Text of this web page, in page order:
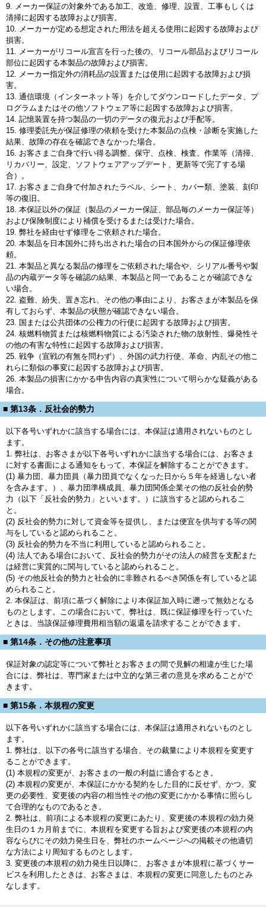
9. メーカー保証の対象外である加工、改造、修理、設置、工事もしくは
清掃に起因する故障および損害。
10. メーカーが定める想定された用法を超える使用に起因する故障および
損害。
11. メーカーがリコール宣言を行った後の、リコール部品およびリコール
部位に起因する本製品の故障および損害。
12. メーカー指定外の消耗品の設置または使用に起因する故障および損
害。
13. 通信環境（インターネット等）を介してダウンロードしたデータ、プ
ログラムまたはその他ソフトウェア等に起因する故障および損害。
14. 記憶装置を持つ製品の一切のデータの復元および手配等。
15. 修理委託先が保証修理の依頼を受けた本製品の点検・診断を実施した
結果、故障の存在を確認できなかった場合。
16. お客さまご自身で行い得る調整、保守、点検、検査、作業等（清掃、
リカバリー、設定、ソフトウェアアップデート、更新等で完了する場
合）。
17. お客さまご自身で付加されたラベル、シート、カバー類、塗装、刻印
等の復旧。
18. 本保証以外の保証（製品のメーカー保証、部品毎のメーカー保証等）
および保険制度により補償を受けるまたは受けた場合。
19. 弊社を経由せず修理をご依頼された場合。
20. 本製品を日本国外に持ち出された場合の日本国外からの保証修理依
頼。
21. 本製品と異なる製品の修理をご依頼された場合や、シリアル番号や製
品の内蔵データ等を確認の結果、本製品と同一であることが確認できな
い場合。
22. 盗難、紛失、置き忘れ、その他の事由により、お客さまが本製品を保
有しておらず、本製品の状態が確認できない場合。
23. 国または公共団体の公権力の行使に起因する故障および損害。
24. 核燃料物質または核燃料物質による汚染された物の放射性、爆発性そ
の他の有害な特性に起因する故障および損害。
25. 戦争（宣戦の有無を問わず）、外国の武力行使、革命、内乱その他こ
れらに類似の事変に起因する故障および損害。
26. 本製品の損害にかかる申告内容の真実性について明らかな疑義がある
場合。
■ 第13条．反社会的勢力
以下各号いずれかに該当する場合には、本保証は適用されないものとし
ます。
1. 弊社は、お客さまが以下各号いずれかに該当する場合には、お客さま
に対する書面による通知をもって、本保証を解除することができます。
(1) 暴力団、暴力団員（暴力団員でなくなった日から５年を経過しない者
を含みます。）、暴力団準構成員、暴力団関係企業その他の反社会的勢
力（以下「反社会的勢力」といいます。）に該当すると認められるこ
と。
(2) 反社会的勢力に対して資金等を提供し、または便宜を供与する等の関
与をしていると認められること。
(3) 反社会的勢力を不当に利用していると認められること。
(4) 法人である場合において、反社会的勢力がその法人の経営を支配また
は経営に実質的に関与していると認められること。
(5) その他反社会的勢力と社会的に非難されるべき関係を有していると認
められること。
2. 本保証は、前項に基づく解除により本保証加入時に遡って無効となる
ものとします。この場合において、弊社は、既に保証修理を行っていた
ときは、当該保証修理費用相当額の返還を請求することができます。
■ 第14条．その他の注意事項
保証対象の認定等について弊社とお客さまの間で見解の相違が生じた場
合には、弊社は、専門家または中立的な第三者の意見を求めることがで
きます。
■ 第15条．本規程の変更
以下各号いずれかに該当する場合には、本保証は適用されないものとし
ます。
1. 弊社は、以下の各号に該当する場合、その裁量により本規程を変更す
ることができます。
(1) 本規程の変更が、お客さまの一般の利益に適合するとき。
(2) 本規程の変更が、本保証にかかる契約をした目的に反せず、かつ、変
更の必要性、変更後の内容の相当性その他の変更にかかる事情に照らし
て合理的なものであるとき。
2. 弊社は、前項による本規程の変更にあたり、変更後の本規程の効力発
生日の１カ月前までに、本規程を変更する旨および変更後の本規程の内
容ならびにその効力発生日を、弊社のホームページへの掲載その他適切
な方法により周知するものとします。
3. 変更後の本規程の効力発生日以降に、お客さまが本規程に基づくサー
ビスを利用したときは、お客さまは、本規程の変更に同意したものとみ
なします。